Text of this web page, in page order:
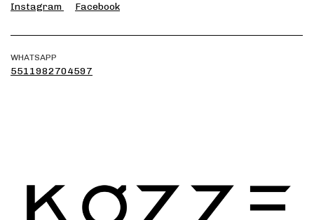
Instagram Facebook
WHATSAPP
5511982704597